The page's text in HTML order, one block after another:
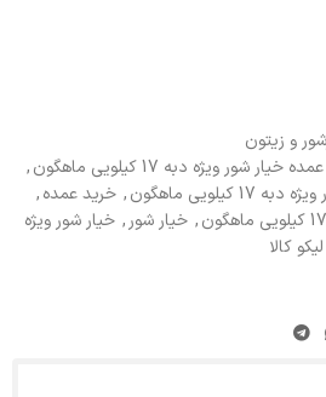
و زیتون
شور ویژه دبه 17 کیلویی ماهگون
,
کیلویی ماهگون , خرید عمده,
, خیار شور , خیار شور ویژه
لیکو کالا